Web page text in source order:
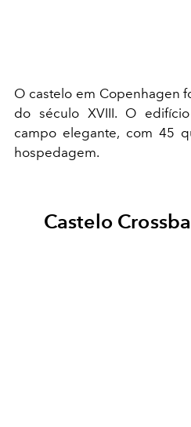
O castelo em Copenhagen
do século XVIII. O
campo elegante, com 45
hospedagem.
Castelo